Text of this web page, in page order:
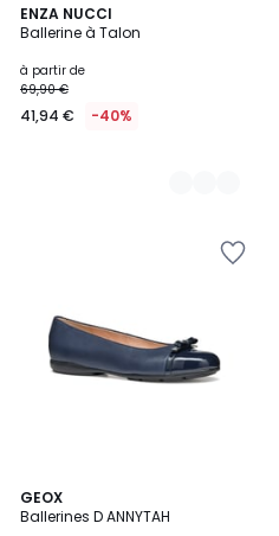
ENZA NUCCI
Ballerine à Talon
à partir de
69,90 €
41,94 € -40%
4
Couleurs
GEOX
Ballerines D ANNYTAH
5
/